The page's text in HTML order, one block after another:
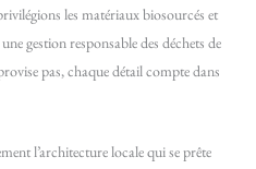
les matériaux biosourcés et
gestion responsable des déchets de
pas, chaque détail compte dans
l’architecture locale qui se prête